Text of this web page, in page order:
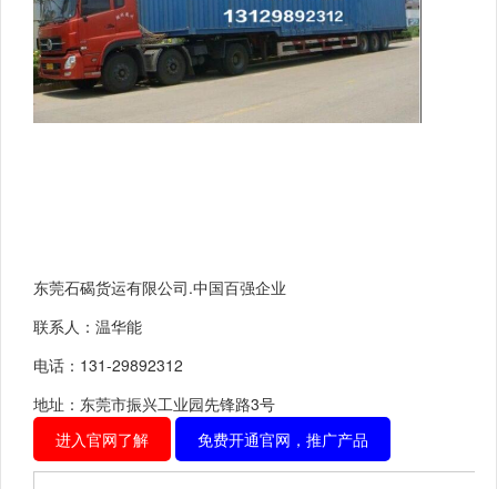
东莞石碣货运有限公司.中国百强企业
联系人：温华能
电话：131-29892312
地址：东莞市振兴工业园先锋路3号
进入官网了解
免费开通官网，推广产品